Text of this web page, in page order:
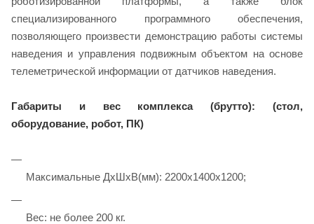
специализированного программного обеспечения,
позволяющего произвести демонстрацию работы системы
наведения и управления подвижным объектом на основе
телеметрической информации от датчиков наведения.
Габариты и вес комплекса (брутто): (стол,
оборудование, робот, ПК)
Максимальные ДхШхВ(мм): 2200x1400x1200;
Вес: не более 200 кг.